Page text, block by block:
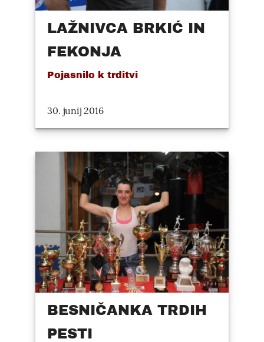
LAŽNIVCA BRKIĆ IN
FEKONJA
Pojasnilo k trditvi
30. junij 2016
BESNIČANKA TRDIH
PESTI